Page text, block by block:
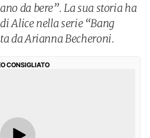
da bere”. La sua storia ha
Alice nella serie “Bang
da Arianna Becheroni.
CONSIGLIATO